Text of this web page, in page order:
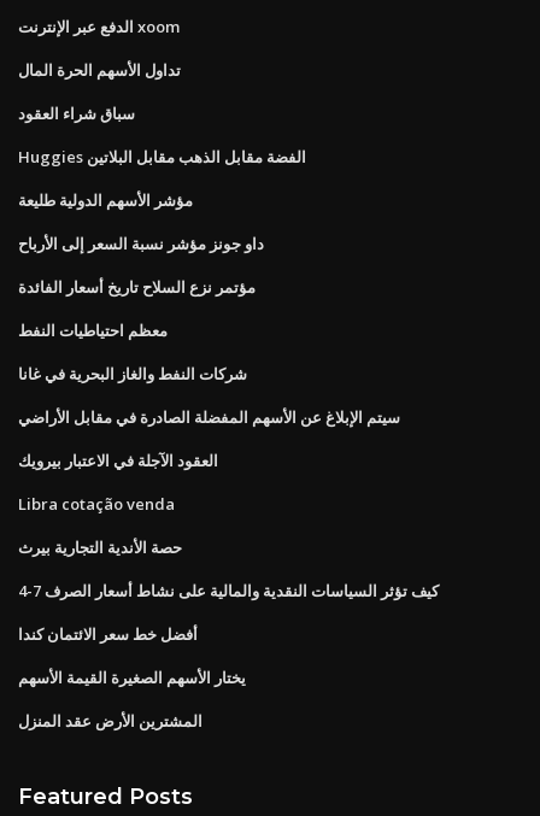
الدفع عبر الإنترنت xoom
تداول الأسهم الحرة المال
سباق شراء العقود
Huggies الفضة مقابل الذهب مقابل البلاتين
مؤشر الأسهم الدولية طليعة
داو جونز مؤشر نسبة السعر إلى الأرباح
مؤتمر نزع السلاح تاريخ أسعار الفائدة
معظم احتياطيات النفط
شركات النفط والغاز البحرية في غانا
سيتم الإبلاغ عن الأسهم المفضلة الصادرة في مقابل الأراضي
العقود الآجلة في الاعتبار بيرويك
Libra cotação venda
حصة الأندية التجارية بيرث
كيف تؤثر السياسات النقدية والمالية على نشاط أسعار الصرف 7-4
أفضل خط سعر الائتمان كندا
يختار الأسهم الصغيرة القيمة الأسهم
المشترين الأرض عقد المنزل
Featured Posts